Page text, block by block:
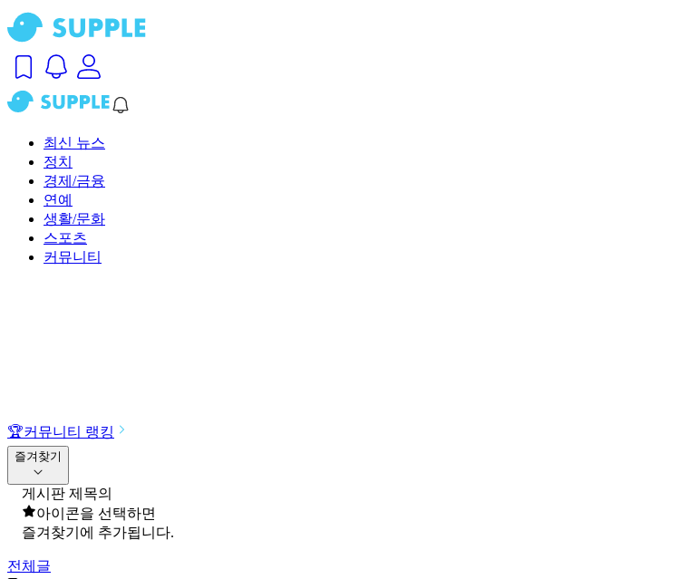
최신 뉴스
정치
경제/금융
연예
생활/문화
스포츠
커뮤니티
🏆커뮤니티 랭킹
즐겨찾기
게시판 제목의
아이콘을 선택하면
즐겨찾기에 추가됩니다.
전체글